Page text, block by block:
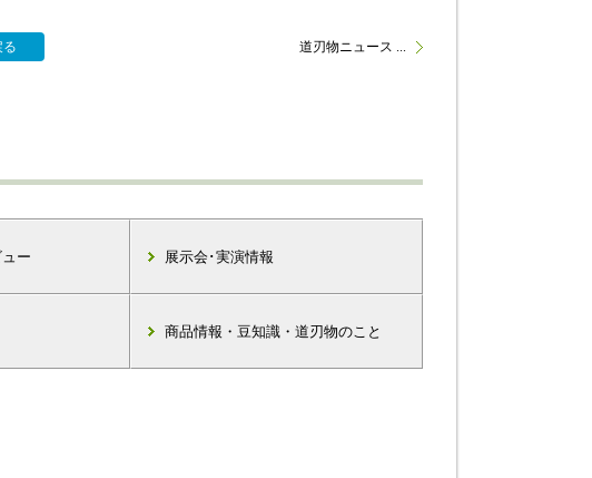
る 道刃物ニュース ...
ー 展示会･実演情報
商品情報・豆知識・道刃物のこと